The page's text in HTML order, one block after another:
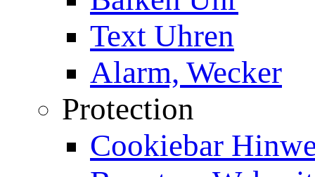
Text Uhren
Alarm, Wecker
Protection
Cookiebar